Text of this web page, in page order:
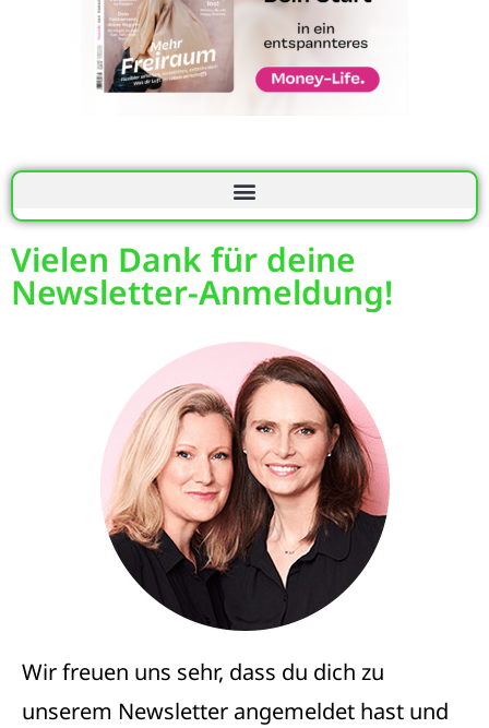
Vielen Dank für deine
Newsletter-Anmeldung!
Wir freuen uns sehr, dass du dich zu
unserem Newsletter angemeldet hast und